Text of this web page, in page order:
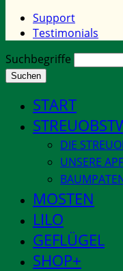
Support
Testimonials
Suchbegriffe
Suchen
START
DIE
UNSERE
MOSTEN
LILO
GEFLÜGEL
SHOP